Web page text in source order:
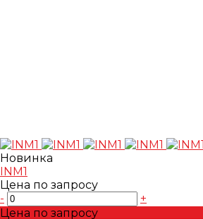
Новинка
INM1
Цена по запросу
-
+
Цена по запросу